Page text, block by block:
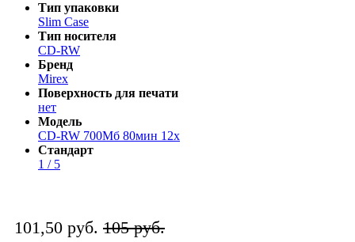
Тип упаковки
Slim Case
Тип носителя
CD-RW
Бренд
Mirex
Поверхность для печати
нет
Модель
CD-RW 700Мб 80мин 12x
Стандарт
1 / 5
101,50 руб. 105 руб.